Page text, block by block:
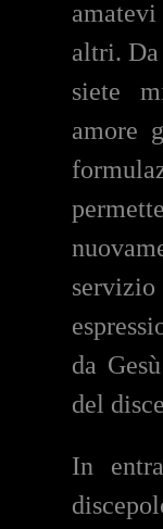
altri. Da
siete
amore
da
del
In